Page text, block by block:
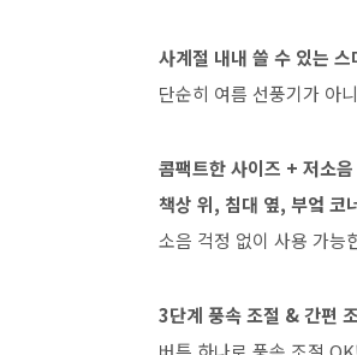
사계절 내내 쓸 수 있는 스
단순히 여름 선풍기가 아
콤팩트한 사이즈 + 저소음
책상 위, 침대 옆, 부엌 코
소음 걱정 없이 사용 가능
3단계 풍속 조절 & 간편